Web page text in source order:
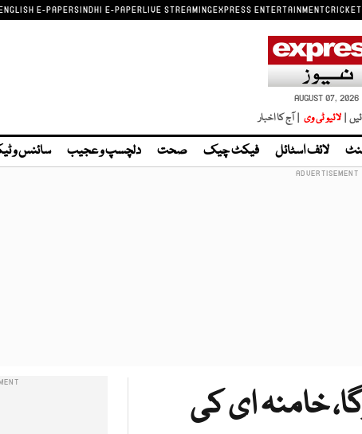
E-PAPERSINDHI E-PAPERLIVE STREAMINGEXPRESS ENTERTAINMENT
AUGUST 07, 2026
| لائیو ٹی وی | آج کا اخبار
لائف اسٹائل فیکٹ چیک صحت دلچسپ و عجیب سائنس و
خامنہ ای کی